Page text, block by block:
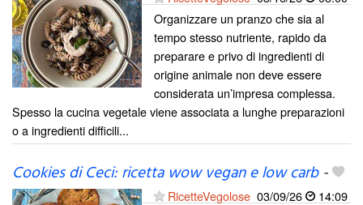
Organizzare un pranzo che sia al
tempo stesso nutriente, rapido da
preparare e privo di ingredienti di
origine animale non deve essere
considerata un’impresa complessa.
Spesso la cucina vegetale viene associata a lunghe preparazioni
o a ingredienti difficili...
Cookies di Ceci: ricetta wow vegan e low carb-
RicetteVegolose 03/09/26
14:09